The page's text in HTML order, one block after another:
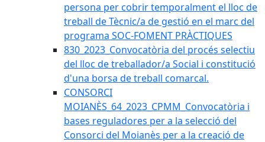
persona per cobrir temporalment el lloc de
treball de Tècnic/a de gestió en el marc del
programa SOC-FOMENT PRÀCTIQUES
830_2023_Convocatòria del procés selectiu
del lloc de treballador/a Social i constitució
d'una borsa de treball comarcal.
CONSORCI
MOIANÈS_64_2023_CPMM_Convocatòria i
bases reguladores per a la selecció del
Consorci del Moianès per a la creació de